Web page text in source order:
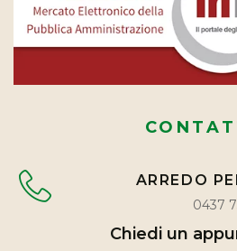
ARREDO
0437
Chiedi un